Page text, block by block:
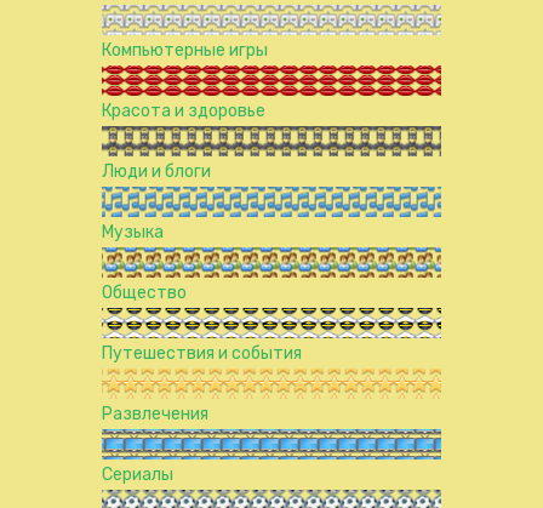
Компьютерные игры
Красота и здоровье
Люди и блоги
Музыка
Общество
Путешествия и события
Развлечения
Сериалы